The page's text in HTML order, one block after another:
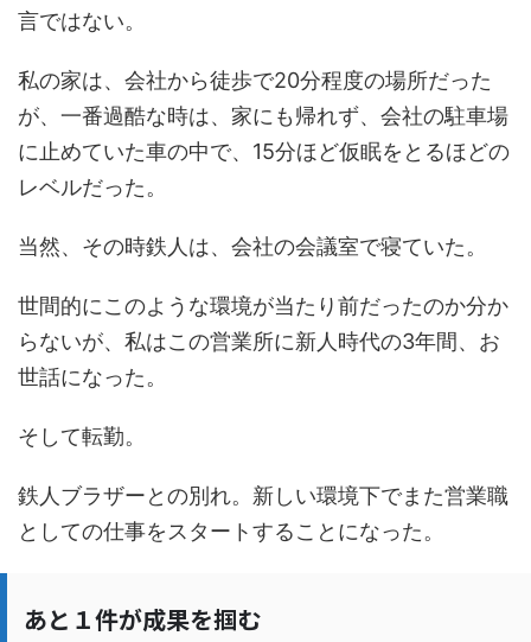
言ではない。
私の家は、会社から徒歩で20分程度の場所だった
が、一番過酷な時は、家にも帰れず、会社の駐車場
に止めていた車の中で、15分ほど仮眠をとるほどの
レベルだった。
当然、その時鉄人は、会社の会議室で寝ていた。
世間的にこのような環境が当たり前だったのか分か
らないが、私はこの営業所に新人時代の3年間、お
世話になった。
そして転勤。
鉄人ブラザーとの別れ。新しい環境下でまた営業職
としての仕事をスタートすることになった。
あと１件が成果を掴む